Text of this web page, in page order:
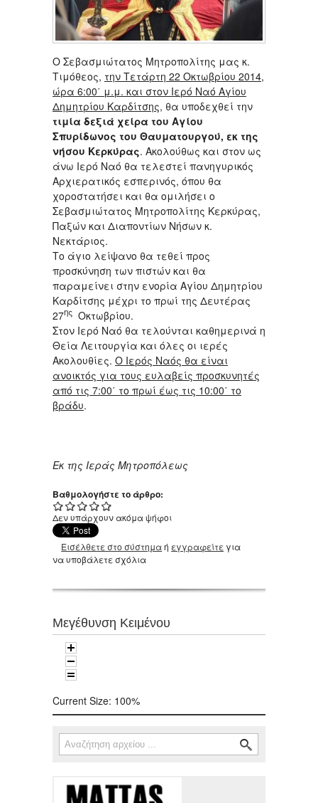
Ο Σεβασμιώτατος Μητροπολίτης μας κ.
Τιμόθεος, την Τετάρτη 22 Οκτωβρίου 2014,
ώρα 6:00΄ μ.μ. και στον Ιερό Ναό Αγίου
Δημητρίου Καρδίτσης, θα υποδεχθεί την
τιμία δεξιά χείρα του Αγίου
Σπυρίδωνος του Θαυματουργού, εκ της
νήσου Κερκύρας. Ακολούθως και στον ως
άνω Ιερό Ναό θα τελεστεί πανηγυρικός
Αρχιερατικός εσπερινός, όπου θα
χοροστατήσει και θα ομιλήσει ο
Σεβασμιώτατος Μητροπολίτης Κερκύρας,
Παξών και Διαποντίων Νήσων κ.
Νεκτάριος.
Το άγιο λείψανο θα τεθεί προς
προσκύνηση των πιστών και θα
παραμείνει στην ενορία Αγίου Δημητρίου
Καρδίτσης μέχρι το πρωί της Δευτέρας
27ης Οκτωβρίου.
Στον Ιερό Ναό θα τελούνται καθημερινά η
Θεία Λειτουργία και όλες οι ιερές
Ακολουθίες. Ο Ιερός Ναός θα είναι
ανοικτός για τους ευλαβείς προσκυνητές
από τις 7:00΄ το πρωί έως τις 10:00΄ το
βράδυ.
Εκ της Ιεράς Μητροπόλεως
Βαθμολογήστε το άρθρο:
Δεν υπάρχουν ακόμα ψήφοι
Εισέλθετε στο σύστημαή εγγραφείτε για
να υποβάλετε σχόλια
Μεγέθυνση Κειμένου
Current Size: 100%
Φόρμα αναζήτησης
Αναζήτηση